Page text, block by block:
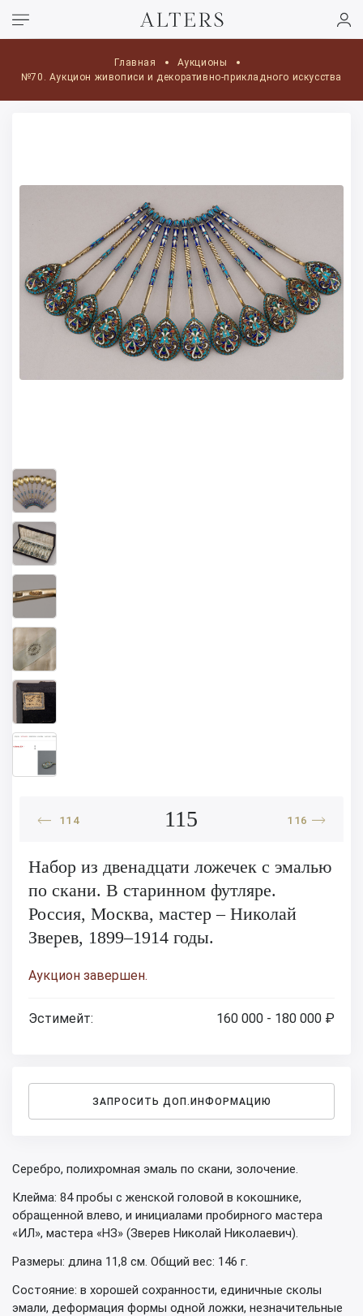
Главная
Аукционы
№70. Аукцион живописи и декоративно-прикладного искусства
114 115 116
Набор из двенадцати ложечек с эмалью
по скани. В старинном футляре.
Россия, Москва, мастер – Николай
Зверев, 1899–1914 годы.
Аукцион завершен.
Эстимейт: 160 000 - 180 000 ₽
ЗАПРОСИТЬ ДОП.ИНФОРМАЦИЮ
Серебро, полихромная эмаль по скани, золочение.
Клейма: 84 пробы с женской головой в кокошнике,
обращенной влево, и инициалами пробирного мастера
«ИЛ», мастера «НЗ» (Зверев Николай Николаевич).
Размеры: длина 11,8 см. Общий вес: 146 г.
Состояние: в хорошей сохранности, единичные сколы
эмали, деформация формы одной ложки, незначительные